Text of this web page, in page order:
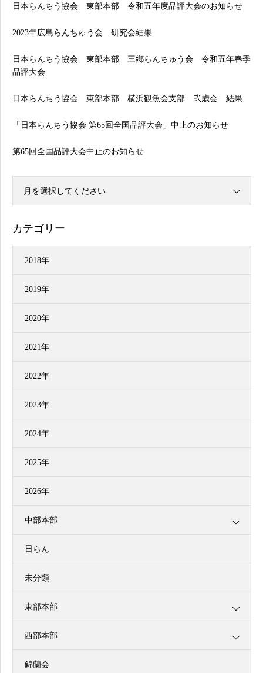
日本らんちう協会 東部本部 令和五年度品評大会のお知らせ
2023年広島らんちゅう会 研究会結果
日本らんちう協会 東部本部 三鄕らんちゅう会 令和五年春季
品評大会
日本らんちう協会 東部本部 横浜観魚会支部 弐歳会 結果
「日本らんちう協会 第65回全国品評大会」中止のお知らせ
第65回全国品評大会中止のお知らせ
月を選択してください
カテゴリー
2018年
2019年
2020年
2021年
2022年
2023年
2024年
2025年
2026年
中部本部
日らん
未分類
東部本部
西部本部
錦蘭会
行事日程